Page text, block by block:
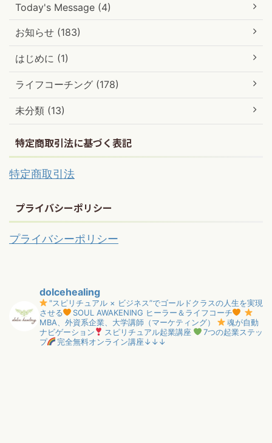
Today's Message (4)
お知らせ (183)
はじめに (1)
ライフコーチング (178)
未分類 (13)
特定商取引法に基づく表記
特定商取引法
プライバシーポリシー
プライバシーポリシー
dolcehealing
"スピリチュアル × ビジネス”でゴールドクラスの人生を実現
させる
SOUL AWAKENING ヒーラー＆ライフコーチ
MBA、外資系企業、大学講師（マーケティング）
魂が自動
ナビゲーション
スピリチュアル起業講座
7つの起業ステッ
プ
完全無料オンライン講座↓↓↓